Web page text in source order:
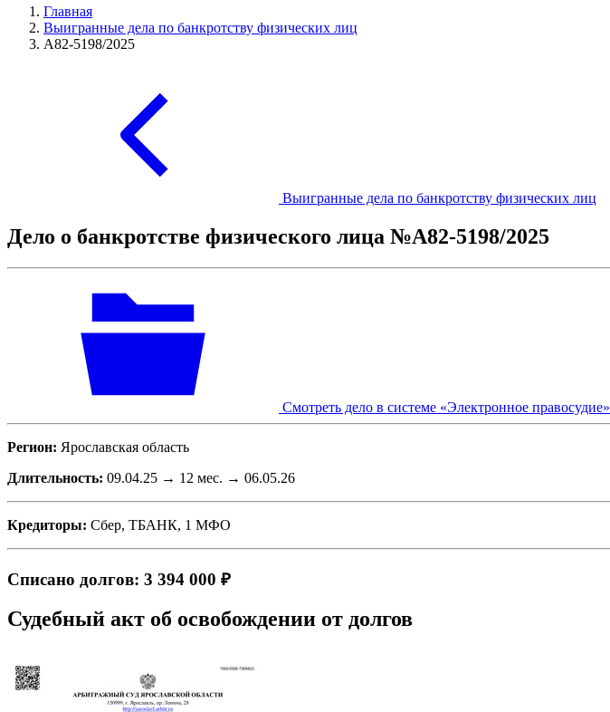
Главная
Выигранные дела по банкротству физических лиц
А82-5198/2025
Выигранные дела по банкротству физических лиц
Дело о банкротстве физического лица №А82-5198/2025
Смотреть дело в системе «Электронное правосудие»
Регион: Ярославская область
Длительность: 09.04.25 → 12 мес. → 06.05.26
Кредиторы: Сбер, ТБАНК, 1 МФО
Списано долгов: 3 394 000 ₽
Судебный акт об освобождении от долгов